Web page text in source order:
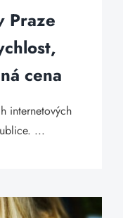
Praze
cena
internetových
...